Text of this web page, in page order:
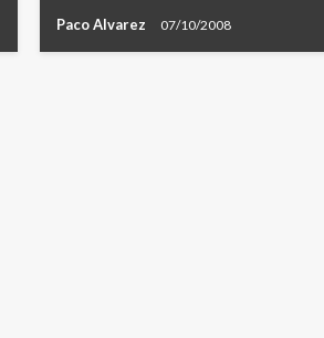
Paco Alvarez 07/10/2008